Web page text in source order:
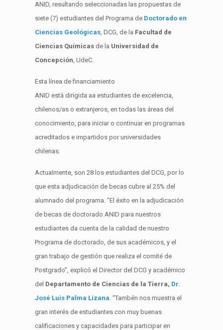
ANID, resultando seleccionadas las propuestas de
siete (7) estudiantes del Programa de Doctorado en
Ciencias Geológicas, DCG, de la Facultad de
Ciencias Químicas de la Universidad de
Concepción, UdeC.
Esta línea de financiamiento
ANID está dirigida aa estudiantes de excelencia,
chilenos/as o extranjeros, en todas las áreas del
conocimiento, para iniciar o continuar en programas
acreditados e impartidos por universidades
chilenas.
Actualmente, son 28 los estudiantes del DCG, por lo
que esta adjudicación de becas cubre al 25% del
alumnado del programa. “El éxito en la adjudicación
de becas de doctorado ANID para nuestros
estudiantesda cuenta de la calidad de nuestro
Programa de doctorado, de sus académicos, y el
gran trabajo de gestión que realiza el comité de
Postgrado”, explicó el Director del DCG y académico
del Departamento de Ciencias de la Tierra, Dr.
José Luis Palma Lizana. “Tambén nos muestra el
gran interés de estudiantes con muy buenas
calificaciones y capacidades para participar en